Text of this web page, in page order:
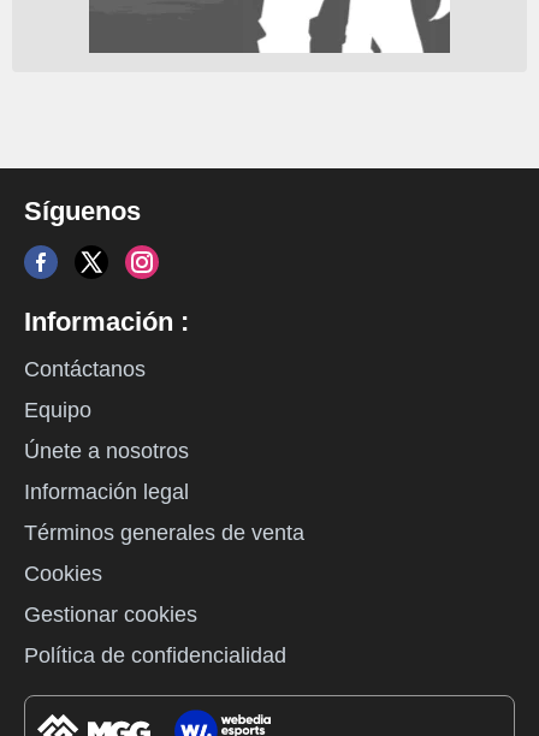
Síguenos
Información :
Contáctanos
Equipo
Únete a nosotros
Información legal
Términos generales de venta
Cookies
Gestionar cookies
Política de confidencialidad